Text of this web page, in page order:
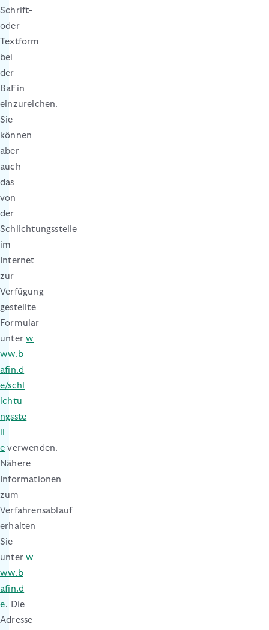
Schrift-
oder
Textform
bei
der
BaFin
einzureichen.
Sie
können
aber
auch
das
von
der
Schlichtungsstelle
im
Internet
zur
Verfügung
gestellte
Formular
unterw
ww.b
afin.d
e/schl
ichtu
ngsste
e verwenden.
Nähere
Informationen
zum
Verfahrensablauf
erhalten
Sie
unterw
ww.b
afin.d
e. Die
Adresse